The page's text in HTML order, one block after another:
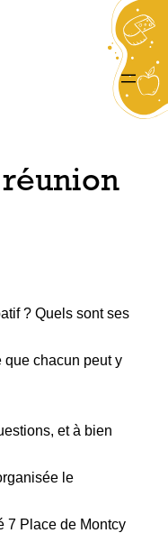
? Quels sont ses
que chacun peut y
et à bien
le
7 Place de Montcy